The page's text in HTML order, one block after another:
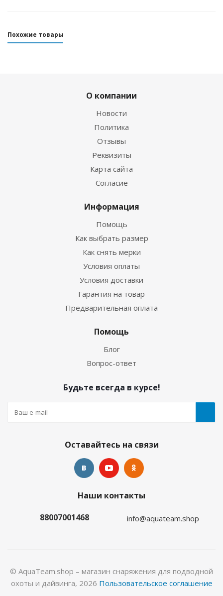
Похожие товары
микроплюш синий
Купальник женский 1,5мм ультраспан/
микроплюш серый
Много
Купальник женский 1,5мм ультраспан/
О компании
Новости
Политика
Отзывы
Реквизиты
Карта сайта
Согласие
Информация
Помощь
Как выбрать размер
Как снять мерки
Условия оплаты
Условия доставки
Гарантия на товар
Предварительная оплата
Помощь
Блог
Вопрос-ответ
Будьте всегда в курсе!
Оставайтесь на связи
Наши контакты
88007001468
info@aquateam.shop
© AquaTeam.shop – магазин снаряжения для подводной
охоты и дайвинга, 2026 Пользовательское соглашение